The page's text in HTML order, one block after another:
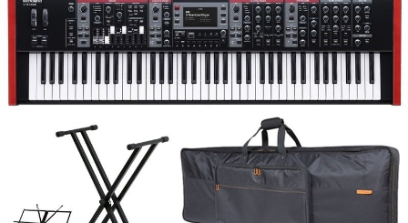
ベース ウクレレ
パーカッション
キーボード 電子ピアノ